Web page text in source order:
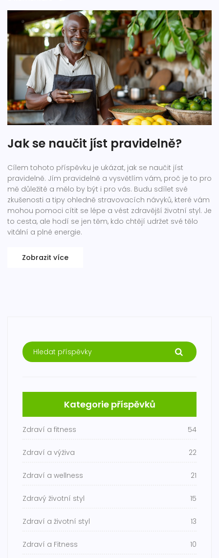
Jak se naučit jíst pravidelně?
Cílem tohoto příspěvku je ukázat, jak se naučit jíst
pravidelně. Jím pravidelně a vysvětlím vám, proč je to pro
mě důležité a mělo by být i pro vás. Budu sdílet své
zkušenosti a tipy ohledně stravovacích návyků, které vám
mohou pomoci cítit se lépe a vést zdravější životní styl. Je
to cesta, ale hodí se jen těm, kdo chtějí udržet své tělo
vitální a plné energie.
Zobrazit více
Kategorie příspěvků
Zdraví a fitness 54
Zdraví a výživa 22
Zdraví a wellness 21
Zdravý životní styl 15
Zdraví a životní styl 13
Zdraví a Fitness 10